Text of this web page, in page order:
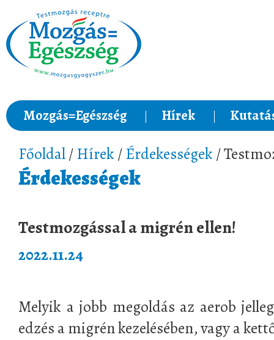
Mozgás=Egészség Hírek
Főoldal/ Hírek / Érdekességek /
Érdekességek
Testmozgással a migrén ellen!
2022.11.24
Melyik a jobb megoldás az aerob
edzés a migrén kezelésében, vagy a